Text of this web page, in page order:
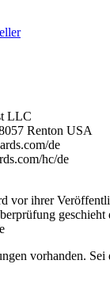
LLC
Renton USA
de
hc/de
vor ihrer
vorhanden. Sei